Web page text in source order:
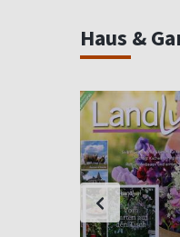
Haus &